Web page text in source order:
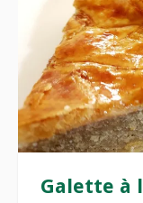
Galette à